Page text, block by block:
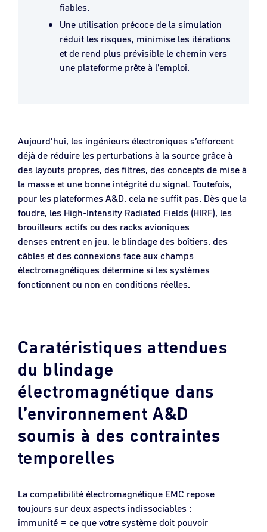
fiables.
Une utilisation précoce de la simulation
réduit les risques, minimise les itérations
et de rend plus prévisible le chemin vers
une plateforme prête à l’emploi.
Aujourd’hui, les ingénieurs électroniques s’efforcent
déjà de réduire les perturbations à la source grâce à
des layouts propres, des filtres, des concepts de mise à
la masse et une bonne intégrité du signal. Toutefois,
pour les plateformes A&D, cela ne suffit pas. Dès que la
foudre, les High-Intensity Radiated Fields (HIRF), les
brouilleurs actifs ou des racks avioniques
denses entrent en jeu, le blindage des boîtiers, des
câbles et des connexions face aux champs
électromagnétiques détermine si les systèmes
fonctionnent ou non en conditions réelles.
Caratéristiques attendues
du blindage
électromagnétique dans
l’environnement A&D
soumis à des contraintes
temporelles
La compatibilité électromagnétique EMC repose
toujours sur deux aspects indissociables :
immunité = ce que votre système doit pouvoir